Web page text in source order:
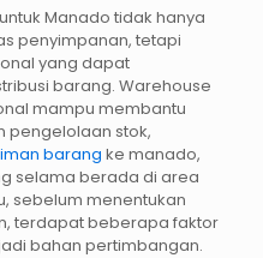
Manado tidak hanya
penyimpanan, tetapi
yang dapat
barang. Warehouse
mampu membantu
pengelolaan stok,
barang ke manado,
selama berada di area
sebelum menentukan
terdapat beberapa faktor
bahan pertimbangan.